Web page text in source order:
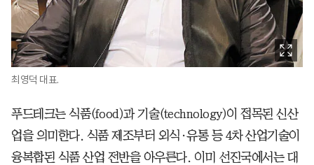
최영덕 대표.
푸드테크는 식품(food)과 기술(technology)이 접목된 신산
업을 의미한다. 식품 제조부터 외식·유통 등 4차 산업기술이
융복합된 식품 산업 전반을 아우른다. 이미 선진국에서는 대